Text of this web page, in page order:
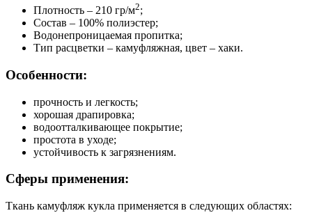
Плотность – 210 гр/м2;
Состав – 100% полиэстер;
Водонепроницаемая пропитка;
Тип расцветки – камуфляжная, цвет – хаки.
Особенности:
прочность и легкость;
хорошая драпировка;
водоотталкивающее покрытие;
простота в уходе;
устойчивость к загрязнениям.
Сферы применения:
Ткань камуфляж кукла применяется в следующих областях: